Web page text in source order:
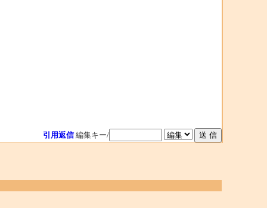
引用返信 編集キー/